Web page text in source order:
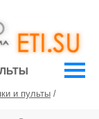
и пульты /